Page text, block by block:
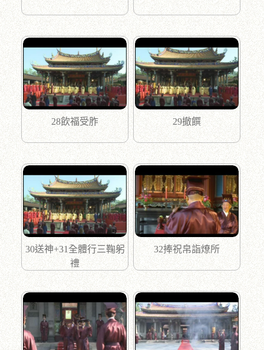
28飲福受胙 29撤饌
30送神+31全體行三鞠躬
禮
32捧祝帛詣燎所